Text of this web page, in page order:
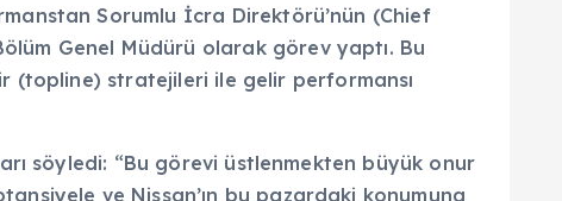
Sorumlu İcra Direktörü’nün (Chief
Genel Müdürü olarak görev yaptı. Bu
(topline) stratejileri ile gelir performansı
söyledi: “Bu görevi üstlenmekten büyük onur
ve Nissan’ın bu pazardaki konumuna